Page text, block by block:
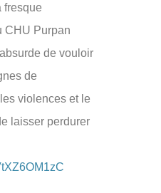
fresque
CHU Purpan
de vouloir
de
violences et le
laisser perdurer